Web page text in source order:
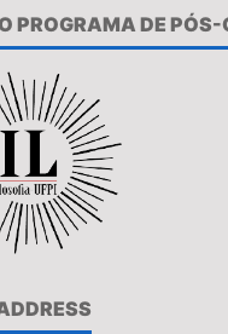
PROGRAMA DE